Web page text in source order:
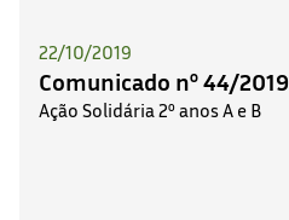
22/10/2019
Comunicado nº 44/2019
Ação Solidária 2º anos A e B